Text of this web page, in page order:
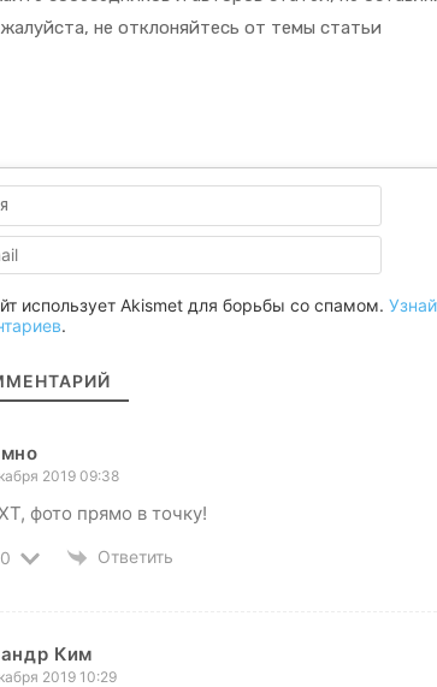
использует Akismet для борьбы со спамом.
.
2019 09:38
фото прямо в точку!
0 Ответить
Ким
2019 10:29